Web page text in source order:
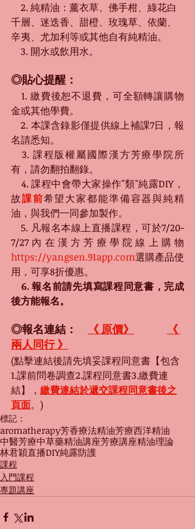
2. 純精油：薰衣草、佛手柑、綠花白
千層、迷迭香、甜橙、玫瑰草、依蘭、
辛夷、尤加利等或其他自有純精油。
3. 開水或飲用水。
◎貼心提醒：
1. 繳費後恕不退費，可全額轉讓購物
金或其他學費。
2. 本課含錄影僅提供線上補課7日，報
名請悉知。
3. 課程版權屬國際漢方芳療學院所
有，請勿翻拍翻錄。
4. 課程中會帶大家操作"類"純露DIY，
故課前希望大家都能準備容器與純精
油，與我們一同參加製作。
5. 凡報名本線上直播課程，可於7/20-
7/27內在漢方芳療學院線上購物
https://yangsen.91app.com選購產品使
用，可享8折優惠。
6. 報名前請先填寫課程同意書，完成
後方能報名。
◎報名連結： 《 原價》
《
兩人同行 》
(點擊連結後請先填妥課程同意書【包含
1.課前問卷調查2.課程同意書3.繳費連
結】， 繳費連結於遞交課程同意書後之
頁面。)
標記：
aromatherapy芳香療法精油芳療西洋精油
中醫芳療中草藥精油講座芳療講座精油理論
林君穎直播DIY純露防護
課程
入門課程
專題講座